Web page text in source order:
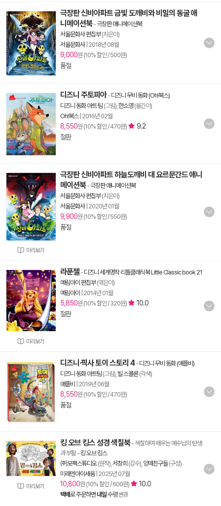
극장판 신비아파트 금빛 도깨비와 비밀의 동굴 애
니메이션북-극장판 애니메이션북
서울문화사 편집부(지은이)
서울문화사| 2018년 08월
9,000원 (10% 할인 / 500원)
품절
디즈니 주토피아- 디즈니 무비 동화 (Oh!북스)
디즈니 동화 아트 팀 (그림), 한소영(옮긴이)
Oh!북스| 2016년 02월
8,550원 (10% 할인 / 470원)
9.2
절판
미리보기
극장판 신비아파트 하늘도깨비 대 요르문간드 애니
메이션북-극장판 애니메이션북
서울문화사 편집부(지은이)
서울문화사| 2020년 01월
9,900원 (10% 할인 / 550원)
품절
미리보기
라푼젤 - 디즈니 세계명작 리틀클래식북 Little Classic book 21
예림아이 편집부(엮은이)
예림아이
2014년 01월
5,850원 (10% 할인 / 320원)
10.0
절판
디즈니·픽사 토이 스토리 4- 디즈니 무비 동화 (애플비)
디즈니 동화 아트팀 (그림), 빌 스콜론(각색)
애플비
2019년 06월
8,550원 (10% 할인 / 470원)
품절
미리보기
킹 오브 킹스 성경 색칠북- 색칠하며 배우는 예수님의 탄생
과 부활-킹 오브 킹스
㈜모팩스튜디오(원작), 서창희 (감수), 양떼친구들(구성)
미래엔아이세움| 2025년 07월
10,800원 (10% 할인 / 600원) 10.0
택배로 주문하면 내일수령 변경